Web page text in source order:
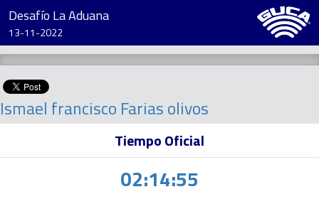
Desafío La Aduana
13-11-2022
Ismael francisco Farias olivos
Tiempo Oficial
02:14:55